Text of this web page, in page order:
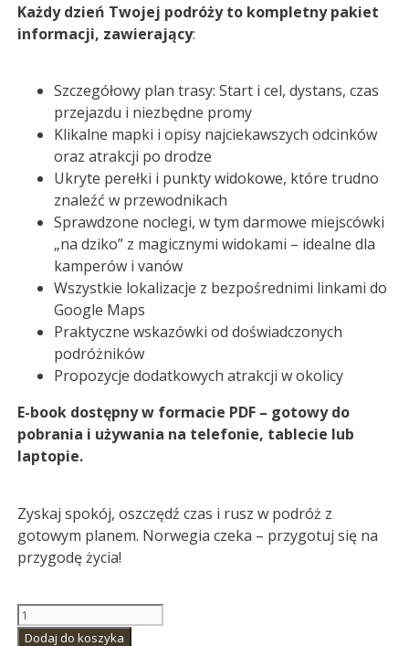
Każdy dzień Twojej podróży to kompletny pakiet
informacji, zawierający:
Szczegółowy plan trasy: Start i cel, dystans, czas
przejazdu i niezbędne promy
Klikalne mapki i opisy najciekawszych odcinków
oraz atrakcji po drodze
Ukryte perełki i punkty widokowe, które trudno
znaleźć w przewodnikach
Sprawdzone noclegi, w tym darmowe miejscówki
„na dziko” z magicznymi widokami – idealne dla
kamperów i vanów
Wszystkie lokalizacje z bezpośrednimi linkami do
Google Maps
Praktyczne wskazówki od doświadczonych
podróżników
Propozycje dodatkowych atrakcji w okolicy
E-book dostępny w formacie PDF – gotowy do
pobrania i używania na telefonie, tablecie lub
laptopie.
Zyskaj spokój, oszczędź czas i rusz w podróż z
gotowym planem. Norwegia czeka – przygotuj się na
przygodę życia!
ilość
Lofoty,
Dodaj do koszyka